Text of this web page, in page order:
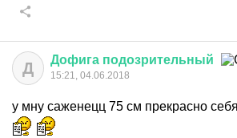
Д Дофига подозрительный
15:21, 04.06.2018
у мну саженецц 75 см прекрасно